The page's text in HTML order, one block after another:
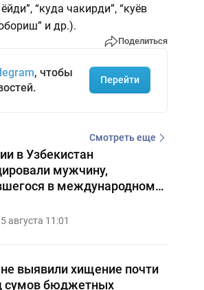
“куда чакирди”, “куёв
и др.).
Поделиться
, чтобы
Перейти
Смотреть еще
в Узбекистан
мужчину,
в международном
5 августа 11:01
выявили хищение почти
сумов бюджетных